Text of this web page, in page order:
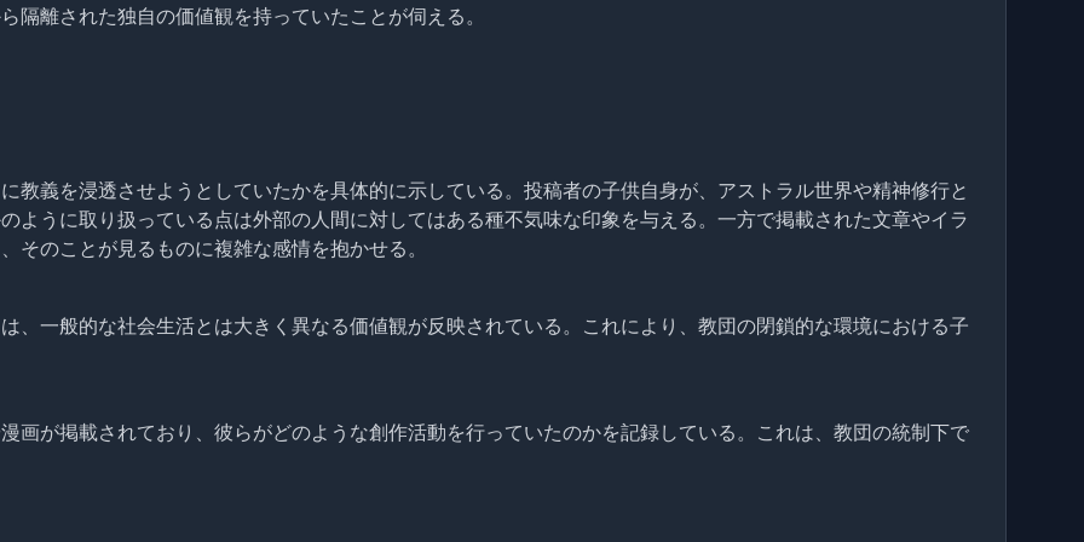
離された独自の価値観を持っていたことが伺える。
教義を浸透させようとしていたかを具体的に示している。投稿者の子供自身が、アストラル世界や精神修行と
ように取り扱っている点は外部の人間に対してはある種不気味な印象を与える。一方で掲載された文章やイラ
そのことが見るものに複雑な感情を抱かせる。
、一般的な社会生活とは大きく異なる価値観が反映されている。これにより、教団の閉鎖的な環境における子
画が掲載されており、彼らがどのような創作活動を行っていたのかを記録している。これは、教団の統制下で